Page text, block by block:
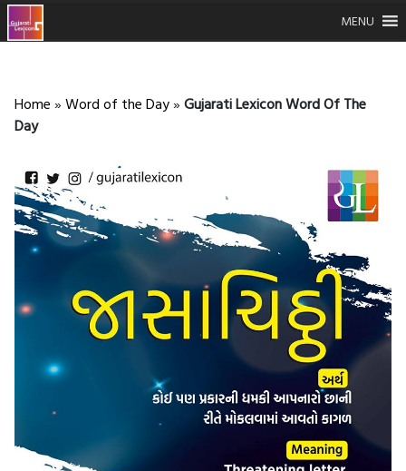
MENU
Home » Word of the Day» Gujarati Lexicon Word Of The
Day